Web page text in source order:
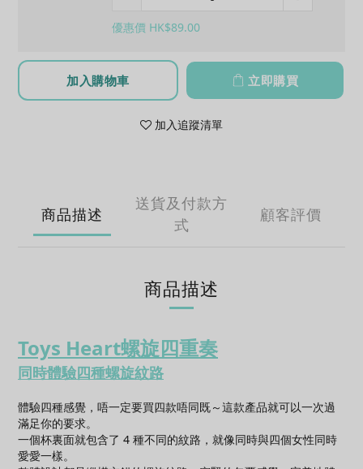
優惠價 HK$89.00
加入購物車 立即購買
加入追蹤清單
商品描述
送貨及付款方
式
顧客評價
商品描述
Toys Heart螺旋四重奏
同時體驗四種螺旋紋路
體驗四種感覺，唔一定要買四款唔同既～這款產品就可以一次過
滿足你的要求。
一個杯裏面就包含了 4 種不同的紋路，就像同時與四個女性同時
愛愛一樣。